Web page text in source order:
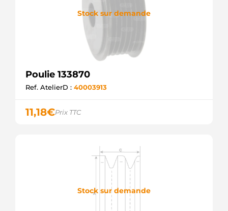
Stock sur demande
Poulie 133870
Ref. AtelierD : 40003913
11,18€Prix TTC
Stock sur demande